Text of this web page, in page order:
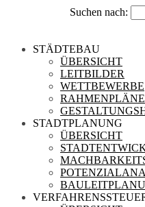
Suchen nach:
STÄDTEBAU
ÜBERSICHT
LEITBILDER
WETTBEWERBE
RAHMENPLÄNE
STADTPLANUNG
ÜBERSICHT